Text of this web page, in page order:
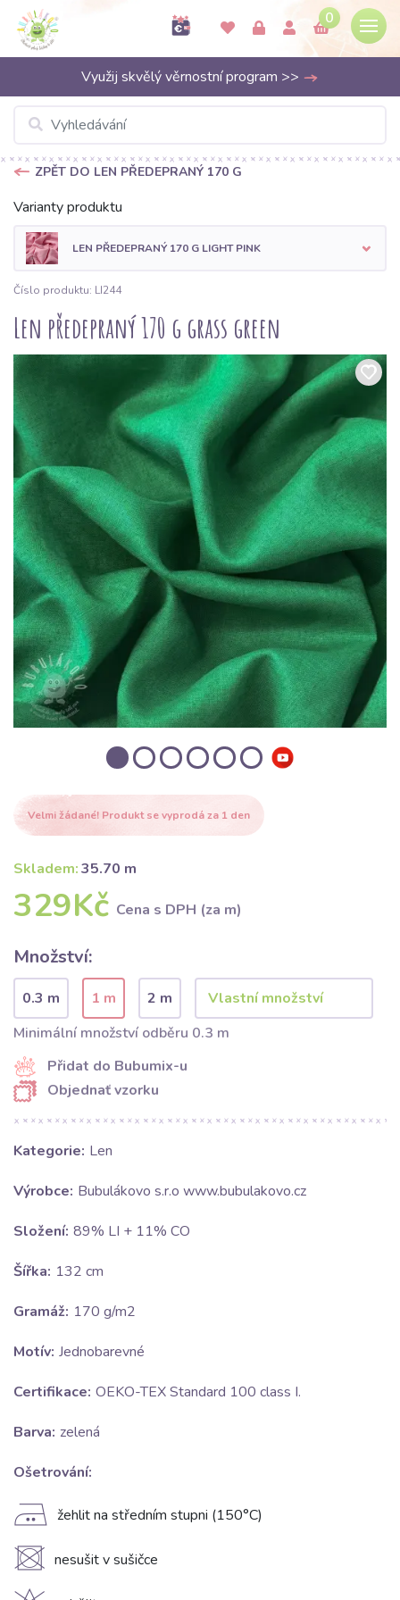
0
Využij skvělý věrnostní program >>
ZPĚT DO LEN PŘEDEPRANÝ 170 G
Varianty produktu
LEN PŘEDEPRANÝ 170 G LIGHT PINK
Číslo produktu: LI244
Len předepraný 170 g grass green
Velmi žádané! Produkt se vyprodá za 1 den
Skladem:35.70 m
329Kč Cena s DPH (za m)
Množství:
0.3 m 1 m
2 m
Minimální množství odběru 0.3 m
Přidat do Bubumix-u
Objednať vzorku
Kategorie: Len
Výrobce: Bubulákovo s.r.o www.bubulakovo.cz
Složení: 89% LI + 11% CO
Šířka: 132 cm
Gramáž: 170 g/m2
Motív: Jednobarevné
Certifikace: OEKO-TEX Standard 100 class I.
Barva: zelená
Ošetrování:
E žehlit na středním stupni (150°C)
U nesušit v sušičce